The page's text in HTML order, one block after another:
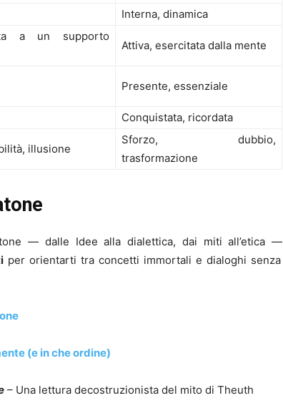
Interna, dinamica
a un supporto
Attiva, esercitata dalla mente
Presente, essenziale
Conquistata, ricordata
illusione
Sforzo, dubbio,
trasformazione
— dalle Idee alla dialettica, dai miti all’etica —
per orientarti tra concetti immortali e dialoghi senza
(e in che ordine)
– Una lettura decostruzionista del mito di Theuth